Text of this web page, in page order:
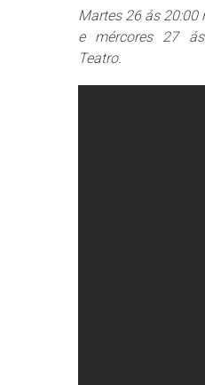
Martes 26 ás 20:00
e mércores 27
Teatro.